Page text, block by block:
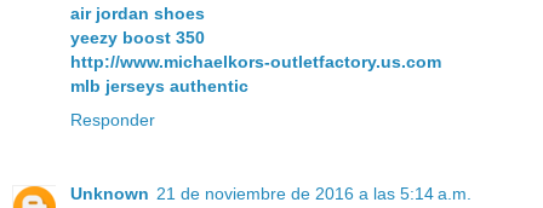
air jordan shoes
yeezy boost 350
http://www.michaelkors-outletfactory.us.com
mlb jerseys authentic
Responder
Unknown 21 de noviembre de 2016 a las 5:14 a.m.